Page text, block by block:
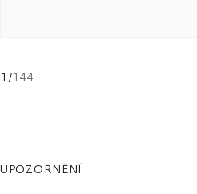
1/144
UPOZORNĚNÍ